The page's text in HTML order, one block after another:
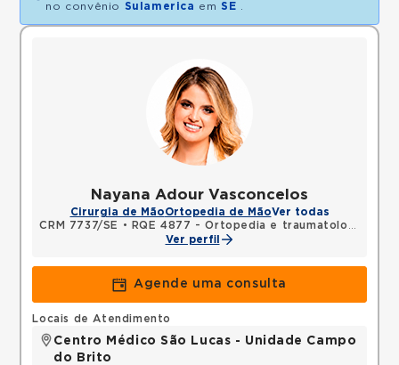
no convênio
Sulamerica em SE
Nayana Adour Vasconcelos
Cirurgia de MãoOrtopedia de MãoVer todas
CRM 7737/SE
• RQE 4877 - Ortopedia e traumatologia
Ver perfil
Agende uma consulta
Locais de Atendimento
Centro Médico São Lucas - Unidade Campo
do Brito